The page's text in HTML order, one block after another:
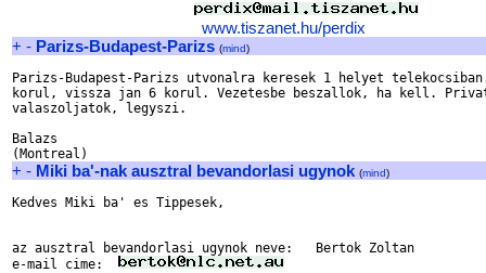
www.tiszanet.hu/perdix
+ - Parizs-Budapest-Parizs (mind)
Parizs-Budapest-Parizs utvonalra keresek 1 helyet
korul, vissza jan 6 korul. Vezetesbe beszallok, ha kell.
valaszoljatok, legyszi.
Balazs
+ - Miki ba'-nak ausztral bevandorlasi ugynok (mind)
Kedves Miki ba' es Tippesek,
az ausztral bevandorlasi ugynok neve:   Bertok Zoltan
e-mail cime: